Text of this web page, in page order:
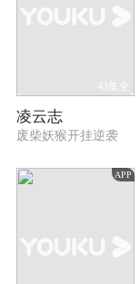
43集全
凌云志
废柴妖猴开挂逆袭
APP